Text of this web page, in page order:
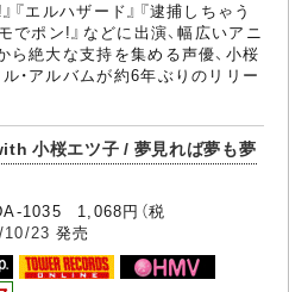
『エルハザード』『逮捕しちゃう
でポン!』などに出演、幅広いアニ
ら絶大な支持を集める声優、小桜
・アルバムが約6年ぶりのリリー
小桜エツ子 / 夢見れば夢も夢
1035 1,068円（税
10/23 発売